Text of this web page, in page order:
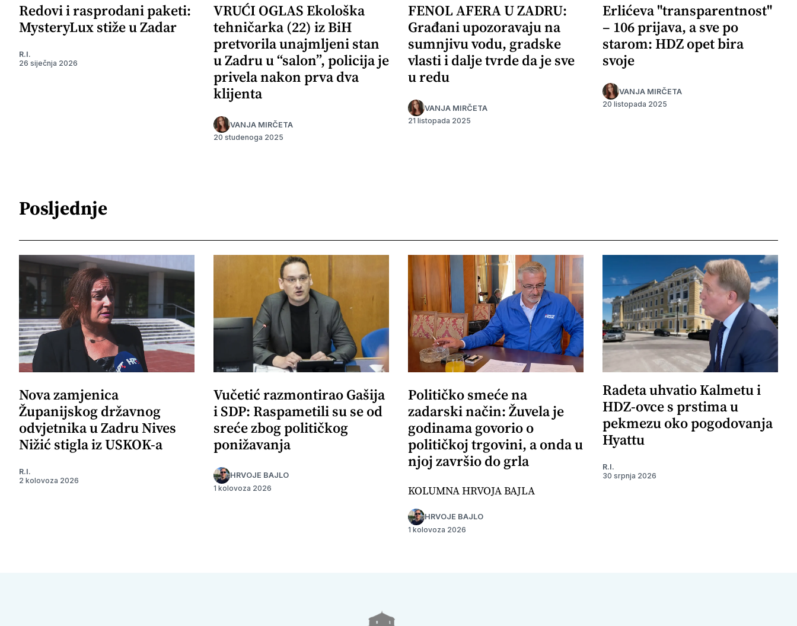
Redovi i rasprodani paketi:
MysteryLux stiže u Zadar
R.I.
26 siječnja 2026
VRUĆI OGLAS Ekološka
tehničarka (22) iz BiH
pretvorila unajmljeni stan
u Zadru u “salon”, policija je
privela nakon prva dva
klijenta
VANJA MIRČETA
20 studenoga 2025
FENOL AFERA U ZADRU:
Građani upozoravaju na
sumnjivu vodu, gradske
vlasti i dalje tvrde da je sve
u redu
VANJA MIRČETA
21 listopada 2025
Erlićeva "transparentnost"
– 106 prijava, a sve po
starom: HDZ opet bira
svoje
VANJA MIRČETA
20 listopada 2025
Posljednje
Nova zamjenica
Županijskog državnog
odvjetnika u Zadru Nives
Nižić stigla iz USKOK-a
R.I.
2 kolovoza 2026
Vučetić razmontirao Gašija
i SDP: Raspametili su se od
sreće zbog političkog
ponižavanja
HRVOJE BAJLO
1 kolovoza 2026
Političko smeće na
zadarski način: Žuvela je
godinama govorio o
političkoj trgovini, a onda u
njoj završio do grla
KOLUMNA HRVOJA BAJLA
HRVOJE BAJLO
1 kolovoza 2026
Radeta uhvatio Kalmetu i
HDZ-ovce s prstima u
pekmezu oko pogodovanja
Hyattu
R.I.
30 srpnja 2026